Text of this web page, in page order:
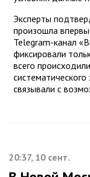
Эксперты
произошла
Telegram-канал
фиксировали
всего
связывали с
20:37, 10 сент.